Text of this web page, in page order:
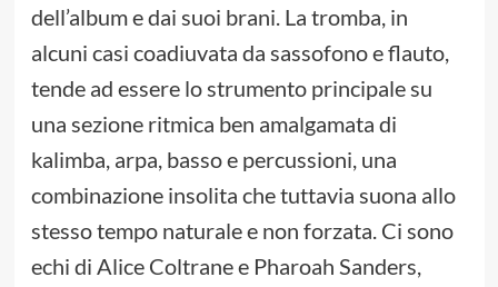
dell’album e dai suoi brani. La tromba, in
alcuni casi coadiuvata da sassofono e flauto,
tende ad essere lo strumento principale su
una sezione ritmica ben amalgamata di
kalimba, arpa, basso e percussioni, una
combinazione insolita che tuttavia suona allo
stesso tempo naturale e non forzata. Ci sono
echi di Alice Coltrane e Pharoah Sanders,